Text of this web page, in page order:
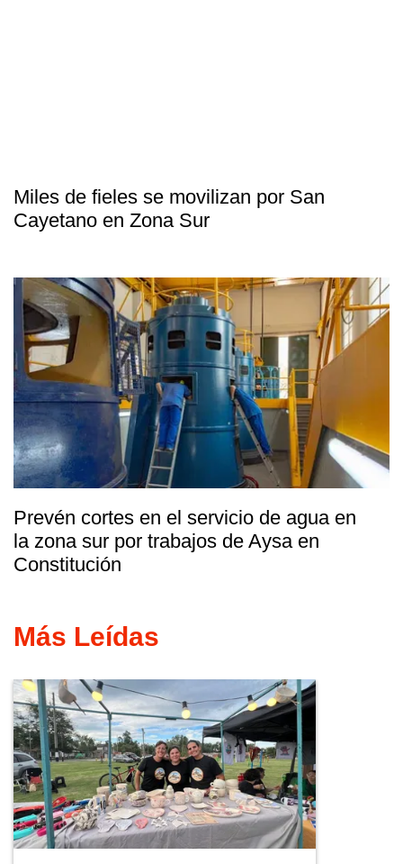
Miles de fieles se movilizan por San
Cayetano en Zona Sur
Prevén cortes en el servicio de agua en
la zona sur por trabajos de Aysa en
Constitución
Más Leídas